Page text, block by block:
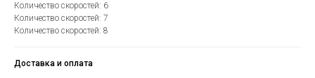
Количество скоростей: 6
Количество скоростей: 7
Количество скоростей: 8
Доставка и оплата